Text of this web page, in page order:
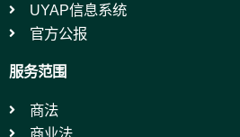
UYAP信息系统
官方公报
服务范围
商法
商业法